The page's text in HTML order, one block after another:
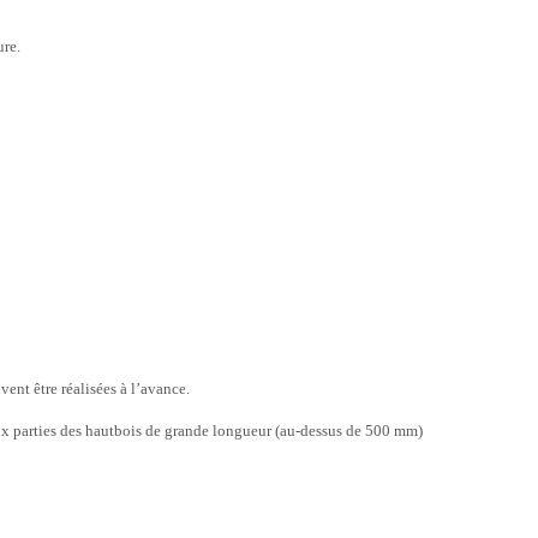
être réalisées à l’avance.
parties des hautbois de grande longueur (au-dessus de 500 mm)